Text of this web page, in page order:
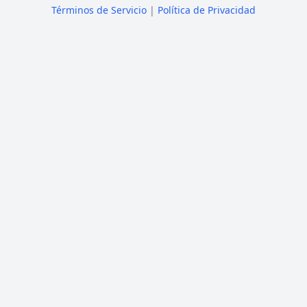
Términos de Servicio | Política de Privacidad